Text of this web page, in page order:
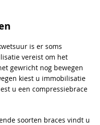
is er soms
vereist om het
gewricht nog bewegen
kiest u immobilisatie
u een compressiebrace
soorten braces vindt u